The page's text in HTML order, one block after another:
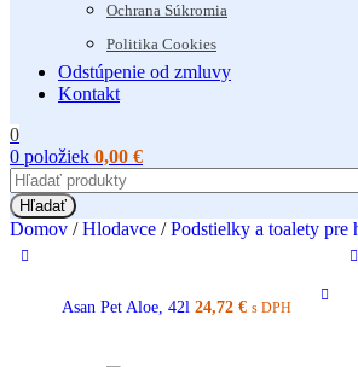
Ochrana Súkromia
Politika Cookies
Odstúpenie od zmluvy
Kontakt
0
0 položiek 0,00 €
Hľadať
Domov / Hlodavce / Podstielky a toalety pre
Asan Pet Aloe, 42l 24,72 € s DPH